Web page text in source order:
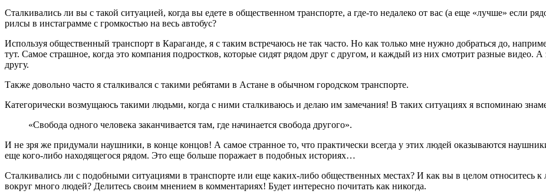
Сталкивались ли вы с такой ситуацией, когда вы едете в общественном транспорте, а где-то недалеко от вас (а еще «лучше» если
рилсы в инстаграмме с громкостью на весь автобус?
Используя общественный транспорт в Караганде, я с таким встречаюсь не так часто. Но как только мне нужно добраться до,
тут. Самое страшное, когда это компания подростков, которые сидят рядом друг с другом, и каждый из них смотрит разные видео.
другу.
Также довольно часто я сталкивался с такими ребятами в Астане в обычном городском транспорте.
Категорически возмущаюсь такими людьми, когда с ними сталкиваюсь и делаю им замечания! В таких ситуациях я вспоминаю
«Свобода одного человека заканчивается там, где начинается свобода другого».
И не зря же придумали наушники, в конце концов! А самое странное то, что практически всегда у этих людей оказываются
еще кого-либо находящегося рядом. Это еще больше поражает в подобных историях…
Сталкивались ли с подобными ситуациями в транспорте или еще каких-либо общественных местах? И как вы в целом относитесь
вокруг много людей? Делитесь своим мнением в комментариях! Будет интересно почитать как никогда.